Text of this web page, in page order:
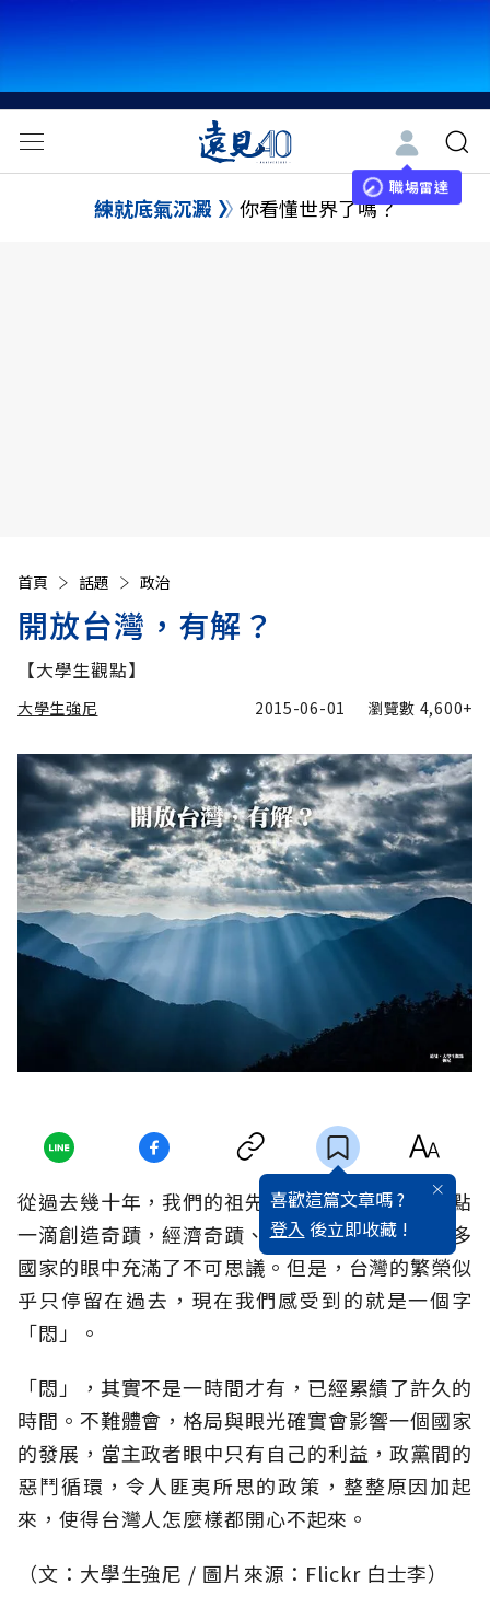
職場雷達
練就底氣沉澱 你看懂世界了嗎？
首頁 話題 政治
開放台灣，有解？
【大學生觀點】
大學生強尼 2015-06-01 瀏覽數 4,600+
喜歡這篇文章嗎 ?
登入 後立即收藏 !
從過去幾十年，我們的祖先在台灣這個小島上一點
一滴創造奇蹟，經濟奇蹟、交通四通發達，在許多
國家的眼中充滿了不可思議。但是，台灣的繁榮似
乎只停留在過去，現在我們感受到的就是一個字
「悶」。
「悶」，其實不是一時間才有，已經累績了許久的
時間。不難體會，格局與眼光確實會影響一個國家
的發展，當主政者眼中只有自己的利益，政黨間的
惡鬥循環，令人匪夷所思的政策，整整原因加起
來，使得台灣人怎麼樣都開心不起來。
（文：大學生強尼 / 圖片來源：Flickr 白士李）